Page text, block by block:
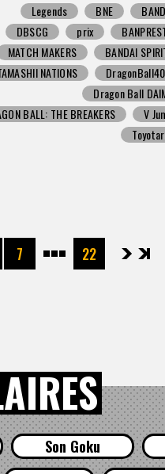
Legends
BNE
DBSCG
prix
MATCH MAKERS
BANDAI
NATIONS
Dragon Ball
BALL: THE BREAKERS
V
7 22次へ 最後
Son Goku